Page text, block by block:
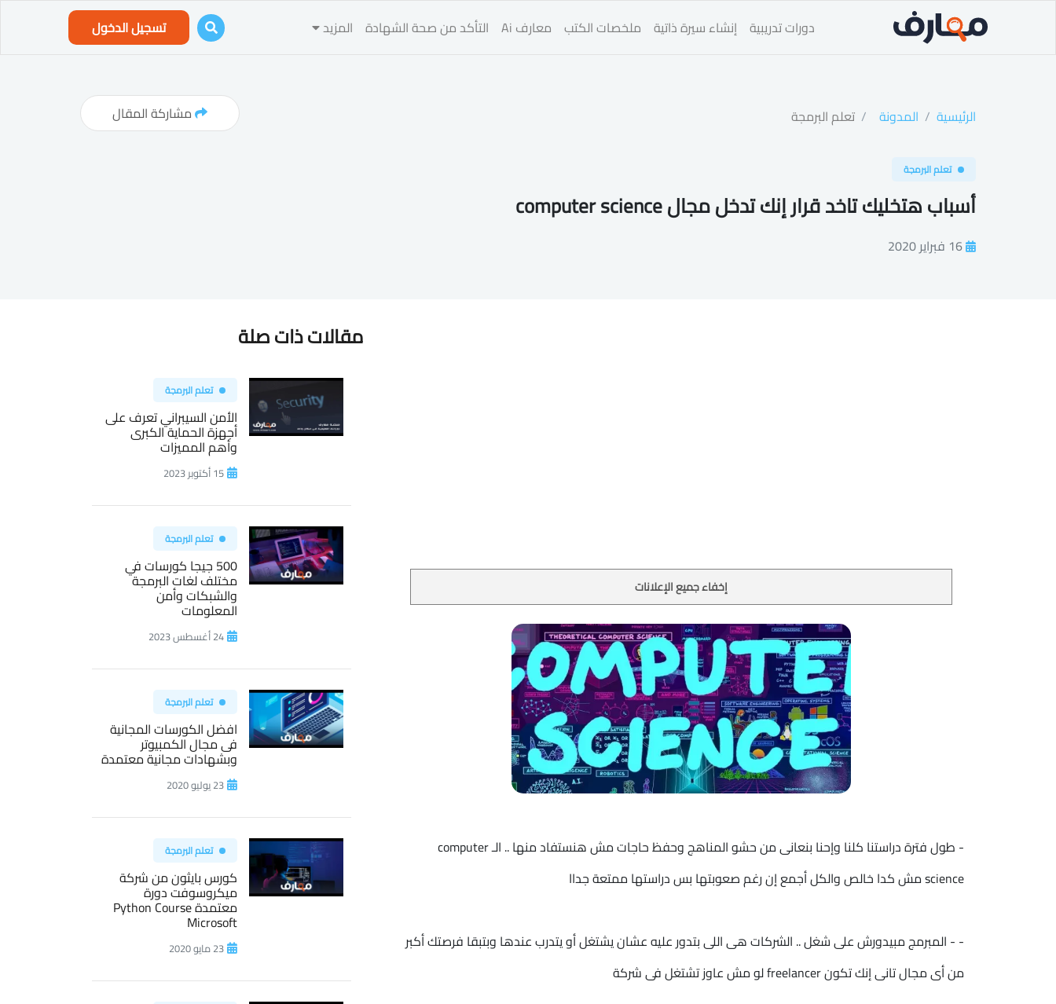
دورات تدريبية إنشاء سيرة ذاتية ملخصات الكتب معارف Ai التأكد من صحة الشهادة المزيد تسجيل الدخول
الرئيسية المدونة تعلم البرمجة مشاركة المقال
تعلم البرمجة
أسباب هتخليك تاخد قرار إنك تدخل مجال computer science
16 فبراير 2020
إخفاء جميع الإعلانات
- طول فترة دراستنا كلنا وإحنا بنعانى من حشو المناهج وحفظ حاجات مش هنستفاد منها .. الـ computer
science مش كدا خالص والكل أجمع إن رغم صعوبتها بس دراستها ممتعة جداا
- - المبرمج مبيدورش على شغل .. الشركات هى اللى بتدور عليه عشان يشتغل أو يتدرب عندها وبتبقا فرصتك أكبر
من أى مجال تانى إنك تكون freelancer لو مش عاوز تشتغل فى شركة
مقالات ذات صلة
تعلم البرمجة
الأمن السيبراني تعرف على
أجهزة الحماية الكبرى
وأهم المميزات
15 أكتوبر 2023
تعلم البرمجة
500 جيجا كورسات في
مختلف لغات البرمجة
والشبكات وأمن
المعلومات
24 أغسطس 2023
تعلم البرمجة
افضل الكورسات المجانية
فى مجال الكمبيوتر
وبشهادات مجانية معتمدة
23 يوليو 2020
تعلم البرمجة
كورس بايثون من شركة
ميكروسوفت دورة
معتمدة Python Course
Microsoft
23 مايو 2020